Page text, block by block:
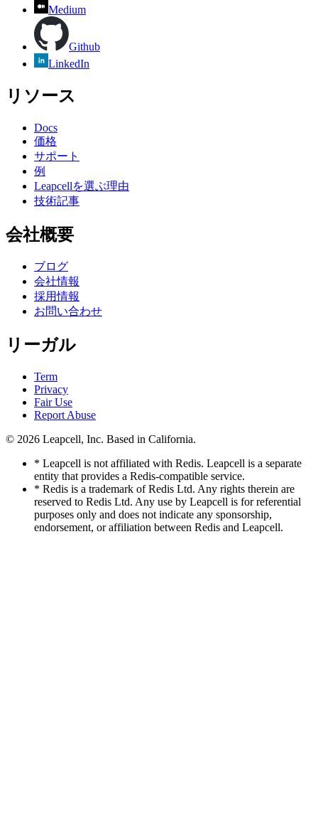
Medium
Github
LinkedIn
リソース
Docs
価格
サポート
例
Leapcellを選ぶ理由
技術記事
会社概要
ブログ
会社情報
採用情報
お問い合わせ
リーガル
Term
Privacy
Fair Use
Report Abuse
© 2026 Leapcell, Inc. Based in California.
* Leapcell is not affiliated with Redis. Leapcell is a separate
entity that provides a Redis-compatible service.
* Redis is a trademark of Redis Ltd. Any rights therein are
reserved to Redis Ltd. Any use by Leapcell is for referential
purposes only and does not indicate any sponsorship,
endorsement, or affiliation between Redis and Leapcell.